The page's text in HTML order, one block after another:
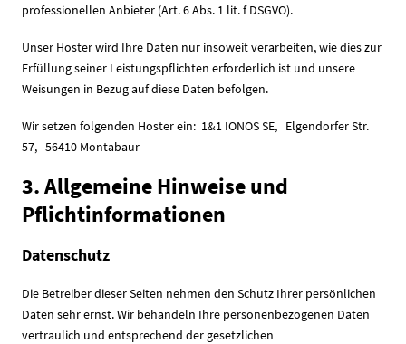
professionellen Anbieter (Art. 6 Abs. 1 lit. f DSGVO).
Unser Hoster wird Ihre Daten nur insoweit verarbeiten, wie dies zur
Erfüllung seiner Leistungspflichten erforderlich ist und unsere
Weisungen in Bezug auf diese Daten befolgen.
Wir setzen folgenden Hoster ein: 1&1 IONOS SE, Elgendorfer Str.
57, 56410 Montabaur
3. Allgemeine Hinweise und
Pflichtinformationen
Datenschutz
Die Betreiber dieser Seiten nehmen den Schutz Ihrer persönlichen
Daten sehr ernst. Wir behandeln Ihre personenbezogenen Daten
vertraulich und entsprechend der gesetzlichen